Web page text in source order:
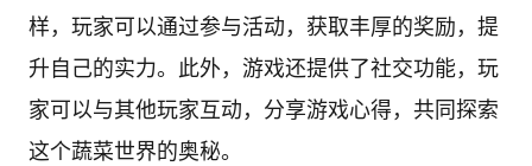
样，玩家可以通过参与活动，获取丰厚的奖励，提
升自己的实力。此外，游戏还提供了社交功能，玩
家可以与其他玩家互动，分享游戏心得，共同探索
这个蔬菜世界的奥秘。